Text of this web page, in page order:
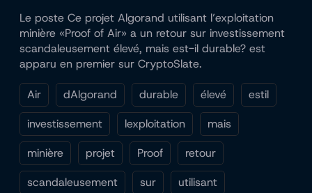
Le poste Ce projet Algorand utilisant l’exploitation
minière «Proof of Air» a un retour sur investissement
scandaleusement élevé, mais est-il durable? est
apparu en premier sur CryptoSlate.
Air dAlgorand durable élevé
estil
investissement
lexploitation
mais
minière
projet Proof
retour
scandaleusement
sur
utilisant